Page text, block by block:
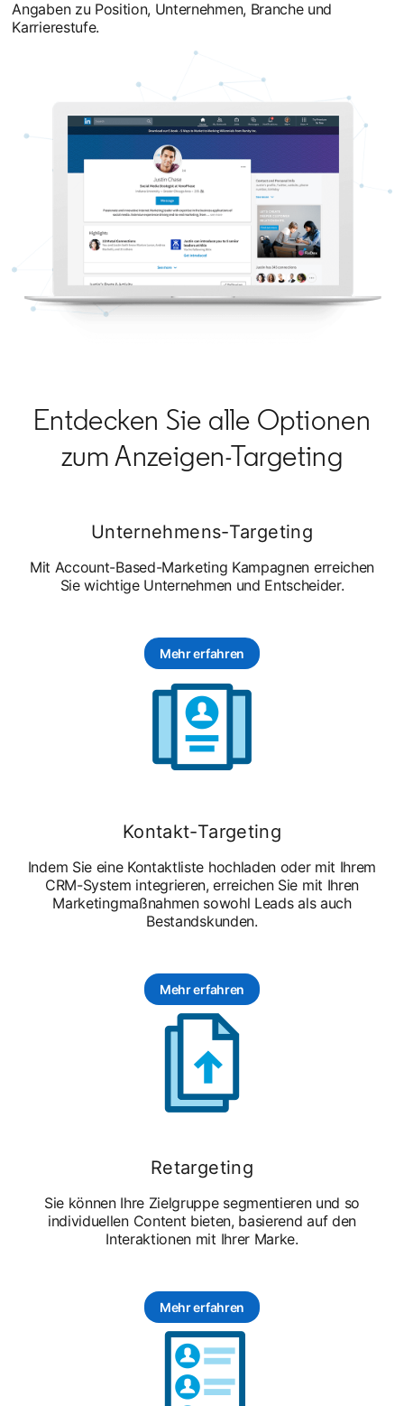
Angaben zu Position, Unternehmen, Branche und
Karrierestufe.
Entdecken Sie alle Optionen
zum Anzeigen-Targeting
Unternehmens-Targeting
Mit Account-Based-Marketing Kampagnen erreichen
Sie wichtige Unternehmen und Entscheider.
Mehr erfahren
Kontakt-Targeting
Indem Sie eine Kontaktliste hochladen oder mit Ihrem
CRM-System integrieren, erreichen Sie mit Ihren
Marketingmaßnahmen sowohl Leads als auch
Bestandskunden.
Mehr erfahren
Retargeting
Sie können Ihre Zielgruppe segmentieren und so
individuellen Content bieten, basierend auf den
Interaktionen mit Ihrer Marke.
Mehr erfahren